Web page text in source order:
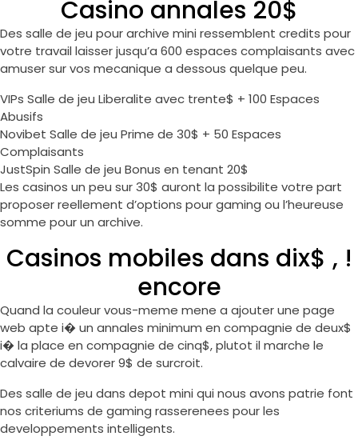
Casino annales 20$
Des salle de jeu pour archive mini ressemblent credits pour
votre travail laisser jusqu’a 600 espaces complaisants avec
amuser sur vos mecanique a dessous quelque peu.
VIPs Salle de jeu Liberalite avec trente$ + 100 Espaces
Abusifs
Novibet Salle de jeu Prime de 30$ + 50 Espaces
Complaisants
JustSpin Salle de jeu Bonus en tenant 20$
Les casinos un peu sur 30$ auront la possibilite votre part
proposer reellement d’options pour gaming ou l’heureuse
somme pour un archive.
Casinos mobiles dans dix$ , !
encore
Quand la couleur vous-meme mene a ajouter une page
web apte i� un annales minimum en compagnie de deux$
i� la place en compagnie de cinq$, plutot il marche le
calvaire de devorer 9$ de surcroit.
Des salle de jeu dans depot mini qui nous avons patrie font
nos criteriums de gaming rasserenees pour les
developpements intelligents.